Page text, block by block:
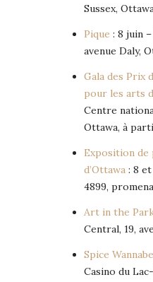
Sussex,
Pique : 8 juin
avenue Daly,
Gala des Prix
pour les arts
Centre
Ottawa, à
Exposition
d’Ottawa : 8
4899,
Art in the
Central, 19,
Spice Wannabe
Casino du